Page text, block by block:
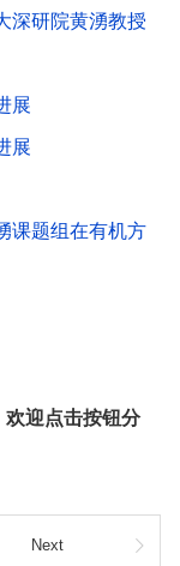
深研院黄湧教授
展
展
课题组在有机方
欢迎点击按钮分
Next